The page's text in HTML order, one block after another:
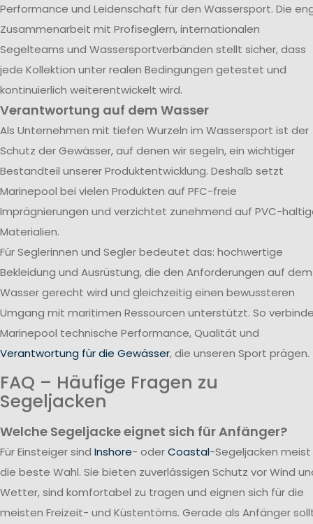
Performance und Leidenschaft für den Wassersport. Die
Zusammenarbeit mit Profiseglern, internationalen
Segelteams und Wassersportverbänden stellt sicher, dass
jede Kollektion unter realen Bedingungen getestet und
kontinuierlich weiterentwickelt wird.
Verantwortung auf dem Wasser
Als Unternehmen mit tiefen Wurzeln im Wassersport ist der
Schutz der Gewässer, auf denen wir segeln, ein wichtiger
Bestandteil unserer Produktentwicklung. Deshalb setzt
Marinepool bei vielen Produkten auf PFC-freie
Imprägnierungen und verzichtet zunehmend auf PVC-
Materialien.
Für Seglerinnen und Segler bedeutet das: hochwertige
Bekleidung und Ausrüstung, die den Anforderungen auf dem
Wasser gerecht wird und gleichzeitig einen bewussteren
Umgang mit maritimen Ressourcen unterstützt. So
Marinepool technische Performance, Qualität und
Verantwortung für die Gewässer, die unseren Sport prägen.
FAQ – Häufige Fragen zu
Segeljacken
Welche Segeljacke eignet sich für Anfänger?
Für Einsteiger sind Inshore- oderCoastal-Segeljacken meist
die beste Wahl. Sie bieten zuverlässigen Schutz vor Wind
Wetter, sind komfortabel zu tragen und eignen sich für die
meisten Freizeit- und Küstentörns. Gerade als Anfänger